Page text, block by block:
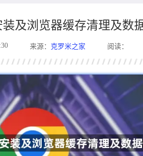
装及浏览器缓存清理及数
来源： 克罗米之家 阅读：